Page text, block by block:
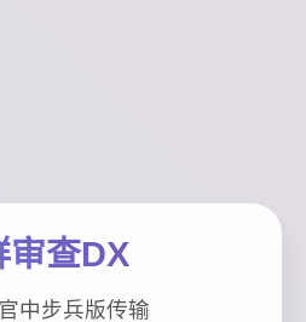
审查DX
中步兵版传输